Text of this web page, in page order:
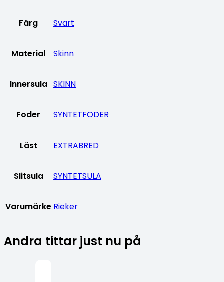
Färg Svart
Material Skinn
Innersula SKINN
Foder SYNTETFODER
Läst EXTRABRED
Slitsula SYNTETSULA
Varumärke Rieker
Andra tittar just nu på